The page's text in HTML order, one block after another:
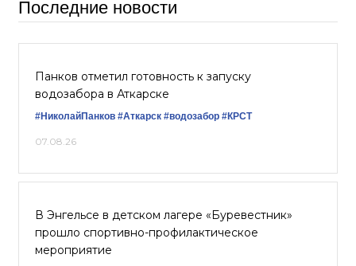
Последние новости
Панков отметил готовность к запуску
водозабора в Аткарске
#НиколайПанков #Аткарск #водозабор #КРСТ
07.08.26
В Энгельсе в детском лагере «Буревестник»
прошло спортивно-профилактическое
мероприятие